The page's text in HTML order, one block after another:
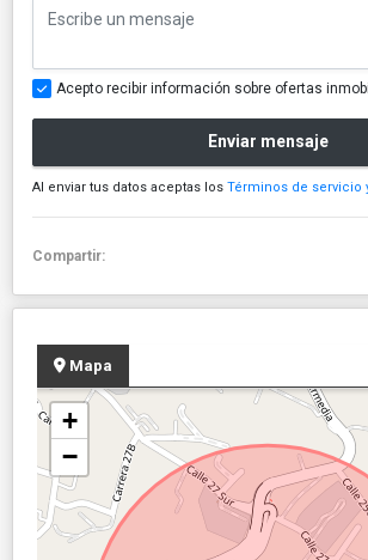
Acepto recibir información sobre ofertas
Enviar mensaje
Al enviar tus datos aceptas los Términos de servicio
Compartir:
Mapa
+
−